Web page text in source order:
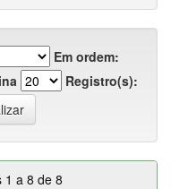
Em ordem:
Registro(s):
1 a 8 de 8